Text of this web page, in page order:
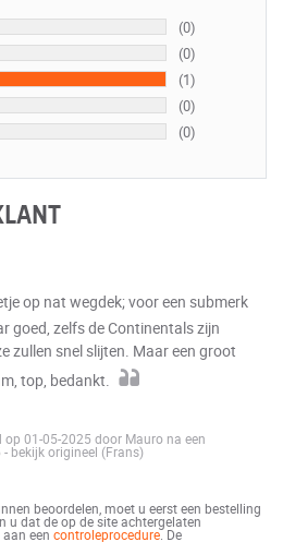
(0)
(0)
(1)
(0)
(0)
op nat wegdek; voor een submerk
goed, zelfs de Continentals zijn
zullen snel slijten. Maar een groot
top, bedankt.
01-05-2025 door Mauro na een
- bekijk origineel (Frans)
beoordelen, moet u eerst een bestelling
u dat de op de site achtergelaten
een controleprocedure. De